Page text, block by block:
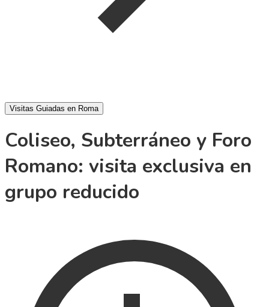
Visitas Guiadas en Roma
Coliseo, Subterráneo y Foro
Romano: visita exclusiva en
grupo reducido